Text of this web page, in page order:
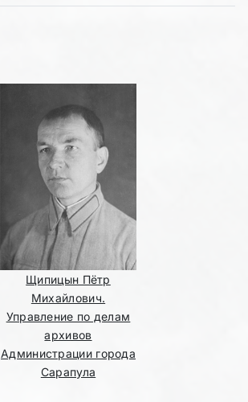
Щипицын Пётр
Михайлович.
Управление по делам
архивов
Администрации города
Сарапула